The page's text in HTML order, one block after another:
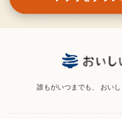
誰もがいつまでも、 おい